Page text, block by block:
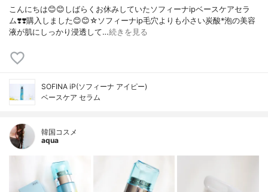
こんにちは😊😊しばらくお休みしていたソフィーナipベースケアセラ
ム❣️❣️購入しました😊😊☆ソフィーナip毛穴よりも小さい炭酸*泡の美容
液が肌にしっかり浸透して…続きを見る
SOFINA iP(ソフィーナ アイピー)
ベースケア セラム
韓国コスメ
aqua